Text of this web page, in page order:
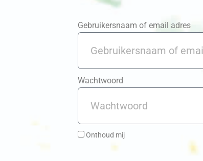
Gebruikersnaam of email adres
Wachtwoord
Onthoud mij